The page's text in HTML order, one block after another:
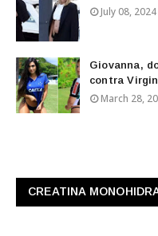
July 08, 2024
Giovanna,
contra
March 28,
CREATINA